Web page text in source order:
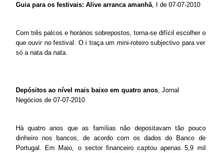
Guia para os festivais: Alive arranca amanhã, I de 07-07-2010
Com três palcos e horários sobrepostos, torna-se difícil escolher o
que ouvir no festival. O i traça um mini-roteiro subjectivo para ver
só a nata da nata.
Depósitos ao nível mais baixo em quatro anos, Jornal
Negócios de 07-07-2010
Há quatro anos que as famílias não depositavam tão pouco
dinheiro nos bancos, de acordo com os dados do Banco de
Portugal. Em Maio, o sector financeiro captou apenas 5,9 mil